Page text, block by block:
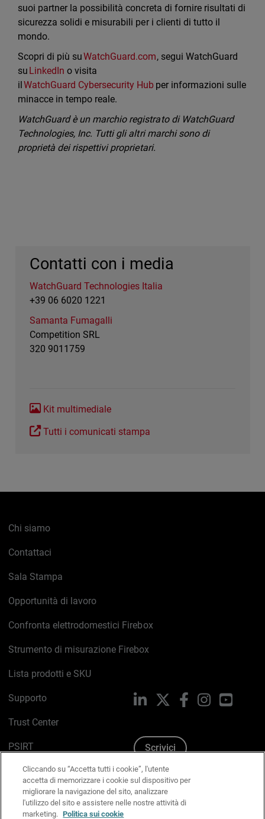
suoi partner la possibilità concreta di fornire risultati di
sicurezza solidi e misurabili per i clienti di tutto il
mondo.
Scopri di più suWatchGuard.com, segui WatchGuard
su LinkedIn o visita
ilWatchGuard Cybersecurity Hub per informazioni sulle
minacce in tempo reale.
WatchGuard è un marchio registrato di WatchGuard
Technologies, Inc. Tutti gli altri marchi sono di
proprietà dei rispettivi proprietari.
Contatti con i media
WatchGuard Technologies Italia
+39 06 6020 1221
Samanta Fumagalli
Competition SRL
320 9011759
Kit multimediale
Tutti i comunicati stampa
Chi siamo
Contattaci
Sala Stampa
Opportunità di lavoro
Confronta elettrodomestici Firebox
Strumento di misurazione Firebox
Lista prodotti e SKU
Supporto
Trust Center
PSIRT
Politica sui cookie
Informativa sulla privacy
LinkedIn FacebookInstagram
Scrivici
Cliccando su “Accetta tutti i cookie”, l'utente
accetta di memorizzare i cookie sul dispositivo per
migliorare la navigazione del sito, analizzare
l'utilizzo del sito e assistere nelle nostre attività di
marketing. Politica sui cookie